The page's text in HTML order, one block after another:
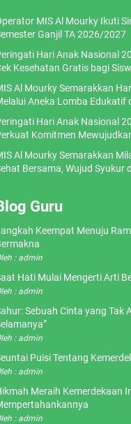
MIS Al Mourky Ikuti
Ganjil TA 2026/2027
Hari Anak Nasional
Kesehatan Gratis bagi
Al Mourky Semarakkan
Aneka Lomba Edukatif
Hari Anak Nasional
Komitmen
Al Mourky Semarakkan
Bersama, Wujud Syukur
Guru
Keempat Menuju
: admin
Hati Mulai Mengerti Arti
: admin
Sebuah Cinta yang Tak
: admin
Puisi Tentang
: admin
Meraih Kemerdekaan
: admin